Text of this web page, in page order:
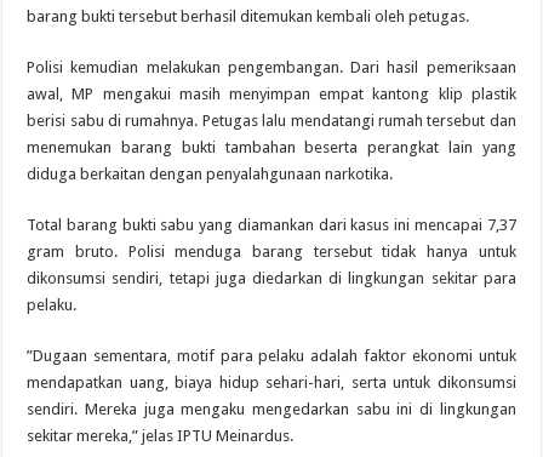
barang bukti tersebut berhasil ditemukan kembali oleh petugas.
Polisi kemudian melakukan pengembangan. Dari hasil pemeriksaan
awal, MP mengakui masih menyimpan empat kantong klip plastik
berisi sabu di rumahnya. Petugas lalu mendatangi rumah tersebut dan
menemukan barang bukti tambahan beserta perangkat lain yang
diduga berkaitan dengan penyalahgunaan narkotika.
Total barang bukti sabu yang diamankan dari kasus ini mencapai 7,37
gram bruto. Polisi menduga barang tersebut tidak hanya untuk
dikonsumsi sendiri, tetapi juga diedarkan di lingkungan sekitar para
pelaku.
”Dugaan sementara, motif para pelaku adalah faktor ekonomi untuk
mendapatkan uang, biaya hidup sehari-hari, serta untuk dikonsumsi
sendiri. Mereka juga mengaku mengedarkan sabu ini di lingkungan
sekitar mereka,” jelas IPTU Meinardus.